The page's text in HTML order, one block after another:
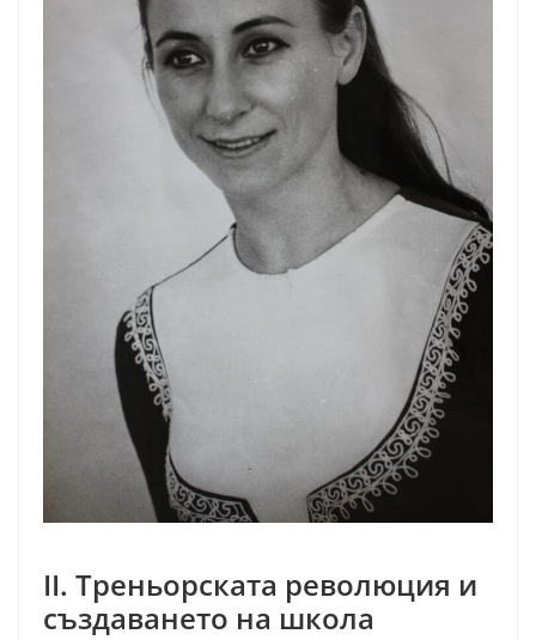
II. Треньорската революция и
създаването на школа